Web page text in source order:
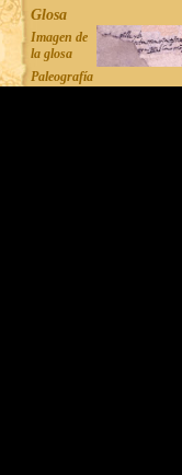
Glosa
Imagen de
la glosa
Paleografía